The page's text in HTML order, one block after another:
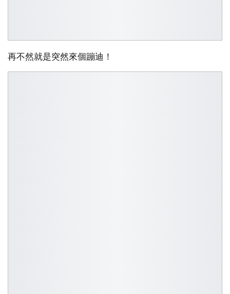
再不然就是突然來個蹦迪！